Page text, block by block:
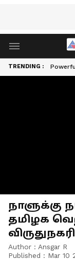
TRENDING :
நாளுக்கு
தமிழக
ஆலோசனை
Author : Ansgar R
Published : Mar 10